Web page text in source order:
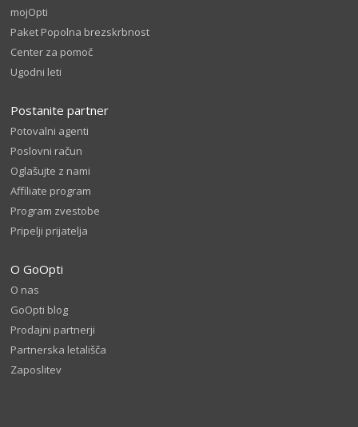
mojOpti
Paket Popolna brezskrbnost
Center za pomoč
Ugodni leti
Postanite partner
Potovalni agenti
Poslovni račun
Oglašujte z nami
Affiliate program
Program zvestobe
Pripelji prijatelja
O GoOpti
O nas
GoOpti blog
Prodajni partnerji
Partnerska letališča
Zaposlitev